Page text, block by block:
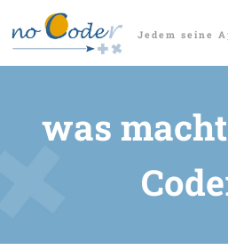
Jedem seine
was